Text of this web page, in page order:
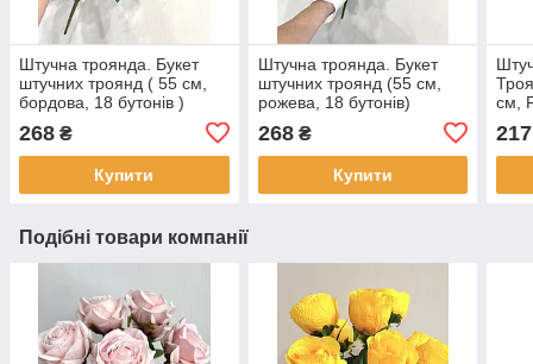
Штучна троянда. Букет
штучних троянд ( 55 см,
бордова, 18 бутонів )
268 ₴
Купити
Штучна троянда. Букет
штучних троянд (55 см,
рожева, 18 бутонів)
268₴
Купити
см,
217
Подібні товари компанії